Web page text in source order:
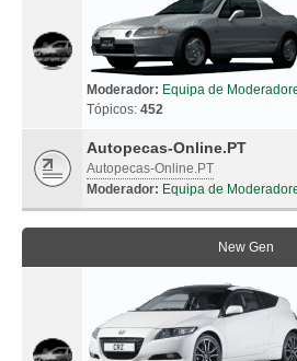
Moderador: Equipa de
Tópicos: 452
Autopecas-Online.PT
Autopecas-Online.PT
Moderador: Equipa de
New Gen